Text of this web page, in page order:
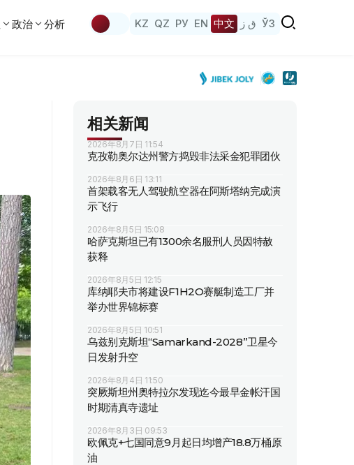
政治 分析 KZ QZ РУ EN 中文 ق ز ЎЗ
相关新闻
2026年8月7日 11:54
克孜勒奥尔达州警方捣毁非法采金犯罪团伙
2026年8月6日 13:11
首架载客无人驾驶航空器在阿斯塔纳完成演
示飞行
2026年8月5日 15:08
哈萨克斯坦已有1300余名服刑人员因特赦
获释
2026年8月5日 12:15
库纳耶夫市将建设F1H2O赛艇制造工厂并
举办世界锦标赛
2026年8月5日 10:51
乌兹别克斯坦“Samarkand-2028”卫星今
日发射升空
2026年8月4日 11:50
突厥斯坦州奥特拉尔发现迄今最早金帐汗国
时期清真寺遗址
2026年8月3日 09:53
欧佩克+七国同意9月起日均增产18.8万桶原
油